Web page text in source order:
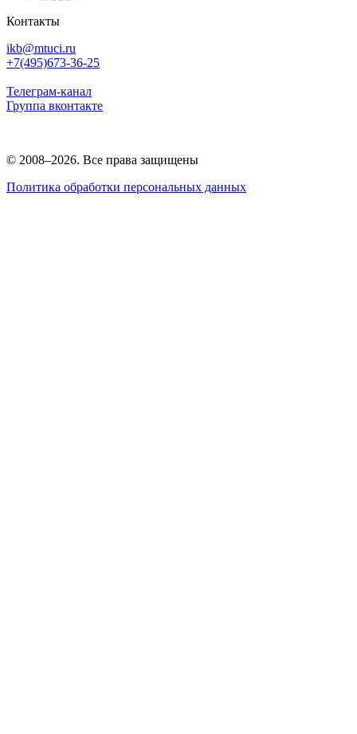
Контакты
ikb@mtuci.ru
+7(495)673-36-25
Телеграм-канал
Группа вконтакте
© 2008–2026. Все права защищены
Политика обработки персональных данных